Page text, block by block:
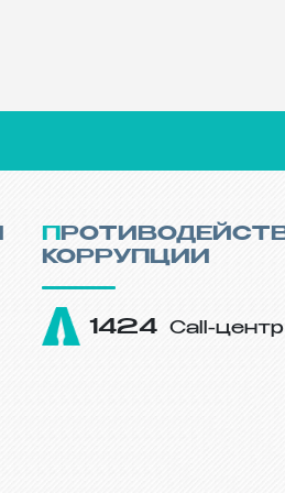
ПРОТИВОДЕЙСТВИЕ
КОРРУПЦИИ
1424 Call-центр